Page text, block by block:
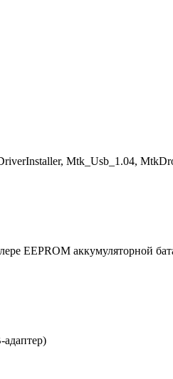
Mtk_Usb_1.04,
EEPROM аккумуляторной